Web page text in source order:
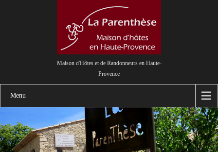
Maison d'Hôtes et de Randonneurs en Haute-
Provence
Menu